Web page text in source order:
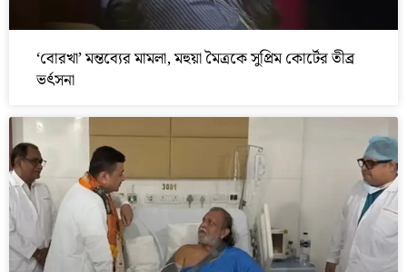
‘বোরখা’ মন্তব্যের মামলা, মহুয়া মৈত্রকে সুপ্রিম কোর্টের তীব্র
ভর্ৎসনা